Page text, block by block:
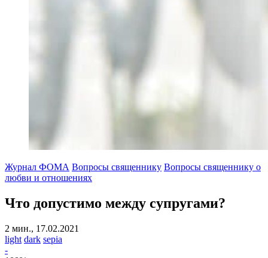
Журнал ФОМА Вопросы священнику Вопросы священнику о
любви и отношениях
Что допустимо между супругами?
2 мин., 17.02.2021
light dark sepia
-